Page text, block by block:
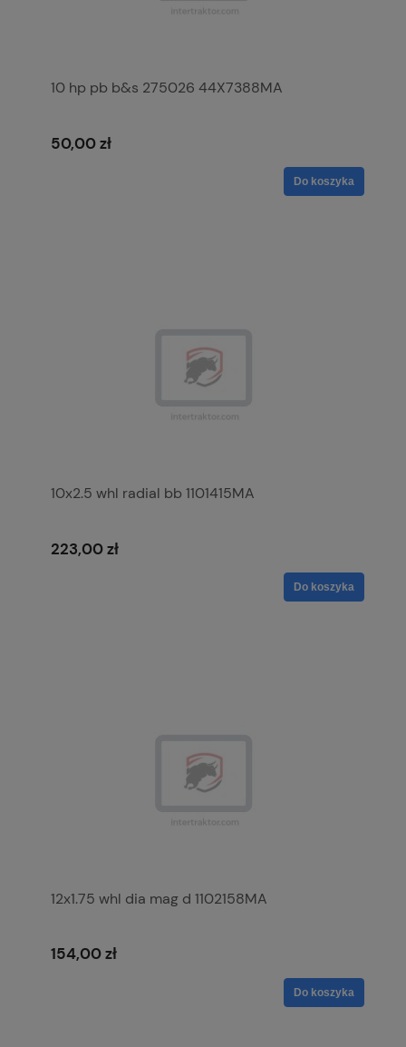
10 hp pb b&s 275026 44X7388MA
50,00 zł
Do koszyka
10x2.5 whl radial bb 1101415MA
223,00 zł
Do koszyka
12x1.75 whl dia mag d 1102158MA
154,00 zł
Do koszyka